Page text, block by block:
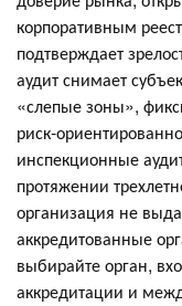
корпоративным
подтверждает
аудит снимает
«слепые зоны»,
риск-
инспекционные
протяжении
организация не
аккредитованные
выбирайте орган,
аккредитации и